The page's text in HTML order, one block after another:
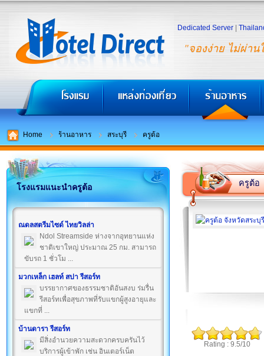
"จองง่าย ไม่ผ่าน
Dedicated Server
Home ร้านอาหาร สระบุรี ครูต้อ
โรงแรมแนะนำครูต้อ
ณดลสตรีมไซด์ ไทยวิลล่า
Ndol Streamside ห่างจากอุทยานแห่ง
ชาติเขาใหญ่ ประมาณ 25 กม. สามารถ
ขับรถ 1 ชั่วโม ...
มวกเหล็ก เฮลท์ สปา รีสอร์ท
บรรยากาศของธรรมชาติอันสงบ ร่มรื่น
รีสอร์ทเพื่อสุขภาพที่รับแขกผู้สูงอายุและ
แขกที่ ...
บ้านดารา รีสอร์ท
มีสิ่งอำนวยความสะดวกครบครันไว้
บริการผู้เข้าพัก เช่น อินเตอร์เน็ต
ครูต้อ
Rating : 9.5/10